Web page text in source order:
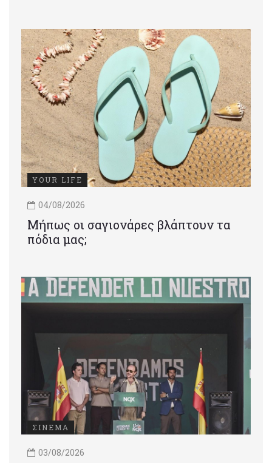
YOUR LIFE
04/08/2026
Μήπως οι σαγιονάρες βλάπτουν τα
πόδια μας;
ΣΙΝΕΜΑ
03/08/2026